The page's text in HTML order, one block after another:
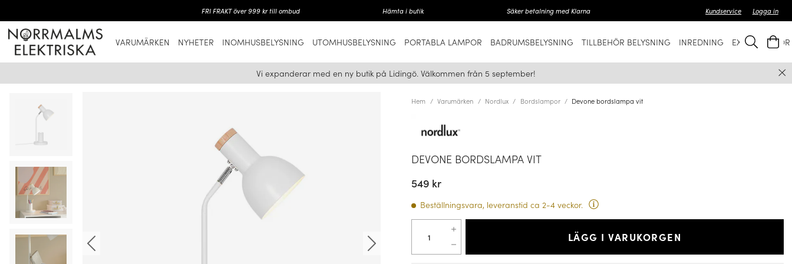
FRI FRAKT över 999 kr till ombud Hämta i butik Säker betalning med Klarna Kundservice Logga in
VARUMÄRKEN NYHETER INOMHUSBELYSNING UTOMHUSBELYSNING PORTABLA LAMPOR BADRUMSBELYSNING TILLBEHÖR BELYSNING INREDNING EXKLUSIVT
Vi expanderar med en ny butik på Lidingö. Välkommen från 5 september!
Hem Varumärken Nordlux Bordslampor Devone bordslampa vit
DEVONE BORDSLAMPA VIT
549 kr
Beställningsvara, leveranstid ca 2-4 veckor.
LÄGG I VARUKORGEN